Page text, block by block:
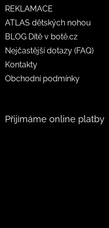
REKLAMACE
ATLAS dětských nohou
BLOG Dítě v botě.cz
Nejčastější dotazy (FAQ)
Kontakty
Obchodní podmínky
Přijímáme online platby